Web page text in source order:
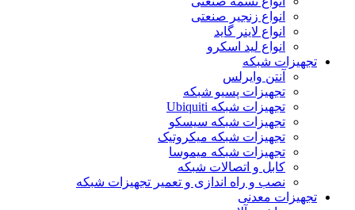
انواع زنجیر صنعتی
انواع لاینر گاید
انواع لید اسکرو
تجهیزات شبکه
آنتن وایرلس
تجهیزات پسیو شبکه
تجهیزات شبکه Ubiquiti
تجهیزات شبکه سیسکو
تجهیزات شبکه میکروتیک
تجهیزات شبکه میموسا
کابل و اتصالات شبکه
نصب و راه اندازی و تعمیر تجهیزات شبکه
تجهیزات معدنی